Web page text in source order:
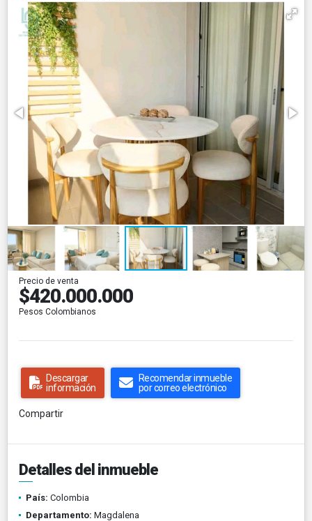
Precio de venta
$420.000.000
Pesos Colombianos
Descargar
información
Recomendar inmueble
por correo electrónico
Compartir
Detalles del inmueble
País: Colombia
Departamento: Magdalena